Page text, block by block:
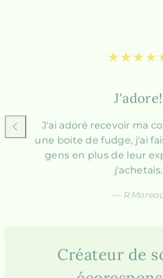
J'adore!
J'ai adoré recevoir ma
une boite de fudge, j'ai
gens en plus de leur
j'achetais.
—
Faire
glisser
Créateur de